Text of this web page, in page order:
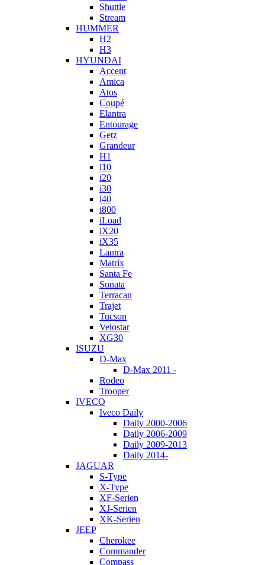
Shuttle
Stream
HUMMER
H2
H3
HYUNDAI
Accent
Amica
Atos
Coupé
Elantra
Entourage
Getz
Grandeur
H1
i10
i20
i30
i40
i800
iLoad
iX20
iX35
Lantra
Matrix
Santa Fe
Sonata
Terracan
Trajet
Tucson
Velostar
XG30
ISUZU
D-Max
D-Max 2011 -
Rodeo
Trooper
IVECO
Iveco Daily
Daily 2000-2006
Daily 2006-2009
Daily 2009-2013
Daily 2014-
JAGUAR
S-Type
X-Type
XF-Serien
XJ-Serien
XK-Serien
JEEP
Cherokee
Commander
Compass